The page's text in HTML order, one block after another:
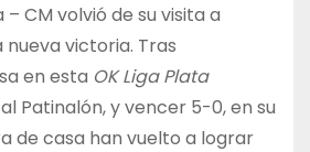
– CM volvió de su visita a
victoria. Tras
en esta OK Liga Plata
Patinalón, y vencer 5-0, en su
de casa han vuelto a lograr